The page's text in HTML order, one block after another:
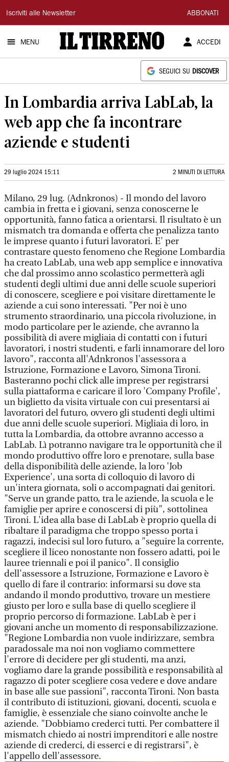
Il
Tirreno
Iscriviti alle Newsletter ABBONATI
MENU ACCEDI
SEGUICI SU DISCOVER
In Lombardia arriva LabLab, la
web app che fa incontrare
aziende e studenti
29 luglio 2024 15:11 2 MINUTI DI LETTURA
Milano, 29 lug. (Adnkronos) - Il mondo del lavoro
cambia in fretta e i giovani, senza conoscerne le
opportunità, fanno fatica a orientarsi. Il risultato è un
mismatch tra domanda e offerta che penalizza tanto
le imprese quanto i futuri lavoratori. E' per
contrastare questo fenomeno che Regione Lombardia
ha creato LabLab, una web app semplice e innovativa
che dal prossimo anno scolastico permetterà agli
studenti degli ultimi due anni delle scuole superiori
di conoscere, scegliere e poi visitare direttamente le
aziende a cui sono interessati. "Per noi è uno
strumento straordinario, una piccola rivoluzione, in
modo particolare per le aziende, che avranno la
possibilità di avere migliaia di contatti con i futuri
lavoratori, i nostri studenti, e farli innamorare del loro
lavoro", racconta all'Adnkronos l'assessora a
Istruzione, Formazione e Lavoro, Simona Tironi.
Basteranno pochi click alle imprese per registrarsi
sulla piattaforma e caricare il loro 'Company Profile',
un biglietto da visita virtuale con cui presentarsi ai
lavoratori del futuro, ovvero gli studenti degli ultimi
due anni delle scuole superiori. Migliaia di loro, in
tutta la Lombardia, da ottobre avranno accesso a
LabLab. Lì potranno navigare tra le opportunità che il
mondo produttivo offre loro e prenotare, sulla base
della disponibilità delle aziende, la loro 'Job
Experience', una sorta di colloquio di lavoro di
un'intera giornata, soli o accompagnati dai genitori.
"Serve un grande patto, tra le aziende, la scuola e le
famiglie per aprire e conoscersi di più", sottolinea
Tironi. L'idea alla base di LabLab è proprio quella di
ribaltare il paradigma che troppo spesso porta i
ragazzi, indecisi sul loro futuro, a "seguire la corrente,
scegliere il liceo nonostante non fossero adatti, poi le
lauree triennali e poi il panico". Il consiglio
dell'assessore a Istruzione, Formazione e Lavoro è
quello di fare il contrario: informarsi su dove sta
andando il mondo produttivo, trovare un mestiere
giusto per loro e sulla base di quello scegliere il
proprio percorso di formazione. LabLab è per i
giovani anche un momento di responsabilizzazione.
"Regione Lombardia non vuole indirizzare, sembra
paradossale ma noi non vogliamo commettere
l'errore di decidere per gli studenti, ma anzi,
vogliamo dare la grande possibilità e responsabilità al
ragazzo di poter scegliere cosa vedere e dove andare
in base alle sue passioni", racconta Tironi. Non basta
il contributo di istituzioni, giovani, docenti, scuola e
famiglie, è essenziale che siano coinvolte anche le
aziende. "Dobbiamo crederci tutti. Per combattere il
mismatch chiedo ai nostri imprenditori e alle nostre
aziende di crederci, di esserci e di registrarsi", è
l'appello dell'assessore.